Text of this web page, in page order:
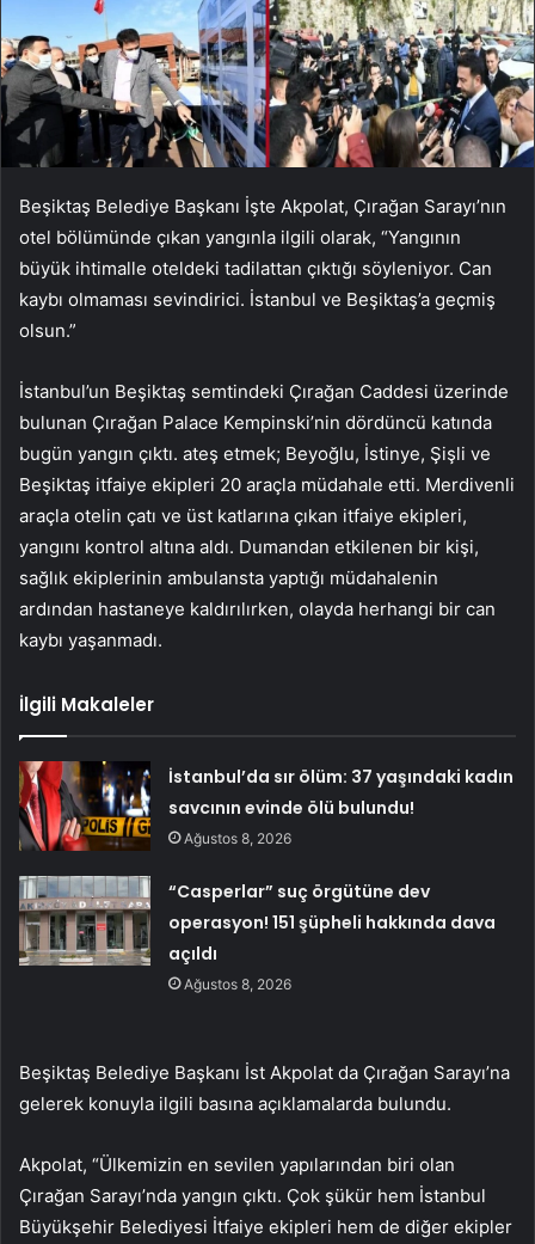
Beşiktaş Belediye Başkanı İşte Akpolat, Çırağan Sarayı’nın
otel bölümünde çıkan yangınla ilgili olarak, “Yangının
büyük ihtimalle oteldeki tadilattan çıktığı söyleniyor. Can
kaybı olmaması sevindirici. İstanbul ve Beşiktaş’a geçmiş
olsun.”
İstanbul’un Beşiktaş semtindeki Çırağan Caddesi üzerinde
bulunan Çırağan Palace Kempinski’nin dördüncü katında
bugün yangın çıktı. ateş etmek; Beyoğlu, İstinye, Şişli ve
Beşiktaş itfaiye ekipleri 20 araçla müdahale etti. Merdivenli
araçla otelin çatı ve üst katlarına çıkan itfaiye ekipleri,
yangını kontrol altına aldı. Dumandan etkilenen bir kişi,
sağlık ekiplerinin ambulansta yaptığı müdahalenin
ardından hastaneye kaldırılırken, olayda herhangi bir can
kaybı yaşanmadı.
İlgili Makaleler
İstanbul’da sır ölüm: 37 yaşındaki kadın
savcının evinde ölü bulundu!
Ağustos 8, 2026
“Casperlar” suç örgütüne dev
operasyon! 151 şüpheli hakkında dava
açıldı
Ağustos 8, 2026
Beşiktaş Belediye Başkanı İst Akpolat da Çırağan Sarayı’na
gelerek konuyla ilgili basına açıklamalarda bulundu.
Akpolat, “Ülkemizin en sevilen yapılarından biri olan
Çırağan Sarayı’nda yangın çıktı. Çok şükür hem İstanbul
Büyükşehir Belediyesi İtfaiye ekipleri hem de diğer ekipler